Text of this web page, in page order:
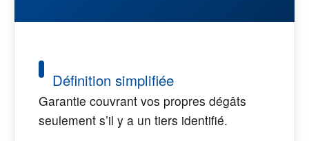
Définition simplifiée
Garantie couvrant vos propres dégâts
seulement s’il y a un tiers identifié.